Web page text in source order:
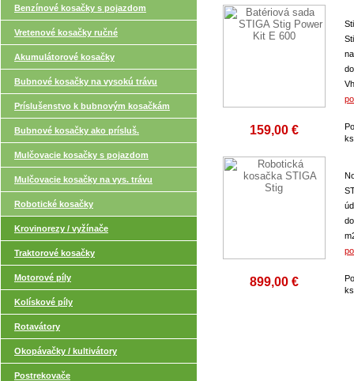
Benzínové kosačky s pojazdom
Vretenové kosačky ručné
Akumulátorové kosačky
Bubnové kosačky na vysokú trávu
Príslušenstvo k bubnovým kosačkám
Bubnové kosačky ako prísluš.
Mulčovacie kosačky s pojazdom
Mulčovacie kosačky na vys. trávu
Robotické kosačky
Krovinorezy / vyžínače
Traktorové kosačky
Motorové píly
Kolískové píly
Rotavátory
Okopávačky / kultivátory
Postrekovače
159,00 €
899,00 €